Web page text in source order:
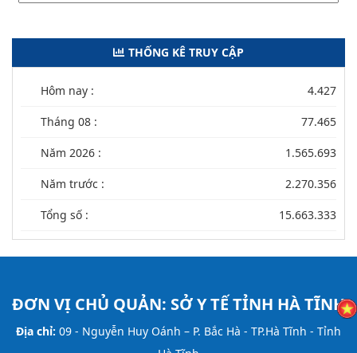
THỐNG KÊ TRUY CẬP
Hôm nay : 4.427
Tháng 08 : 77.465
Năm 2026 : 1.565.693
Năm trước : 2.270.356
Tổng số : 15.663.333
ĐƠN VỊ CHỦ QUẢN: SỞ Y TẾ TỈNH HÀ TĨNH
Địa chỉ: 09 - Nguyễn Huy Oánh – P. Bắc Hà - TP.Hà Tĩnh - Tỉnh